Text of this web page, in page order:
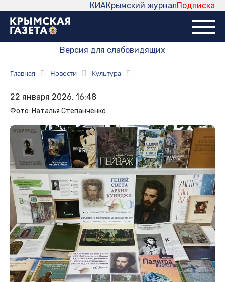
Подписка
Крымский журнал
КИА
Версия для слабовидящих
Главная Новости Культура
22 января 2026, 16:48
Фото: Наталья Степанченко